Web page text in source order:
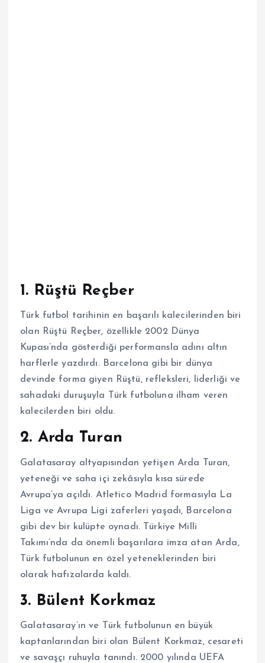
1. Rüştü Reçber
Türk futbol tarihinin en başarılı kalecilerinden biri
olan Rüştü Reçber, özellikle 2002 Dünya
Kupası’nda gösterdiği performansla adını altın
harflerle yazdırdı. Barcelona gibi bir dünya
devinde forma giyen Rüştü, refleksleri, liderliği ve
sahadaki duruşuyla Türk futboluna ilham veren
kalecilerden biri oldu.
2. Arda Turan
Galatasaray altyapısından yetişen Arda Turan,
yeteneği ve saha içi zekâsıyla kısa sürede
Avrupa’ya açıldı. Atletico Madrid formasıyla La
Liga ve Avrupa Ligi zaferleri yaşadı, Barcelona
gibi dev bir kulüpte oynadı. Türkiye Milli
Takımı’nda da önemli başarılara imza atan Arda,
Türk futbolunun en özel yeteneklerinden biri
olarak hafızalarda kaldı.
3. Bülent Korkmaz
Galatasaray’ın ve Türk futbolunun en büyük
kaptanlarından biri olan Bülent Korkmaz, cesareti
ve savaşçı ruhuyla tanındı. 2000 yılında UEFA